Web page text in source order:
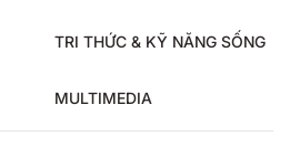
TRI THỨC & KỸ NĂNG SỐNG
MULTIMEDIA